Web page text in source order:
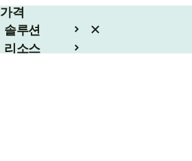
가격
솔루션
리소스